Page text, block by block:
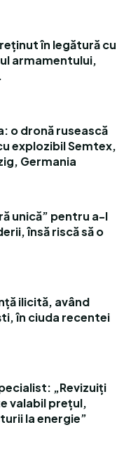
în legătură cu
armamentului,
o dronă rusească
explozibil Semtex,
Germania
unică” pentru a-l
însă riscă să o
ilicită, având
în ciuda recentei
„Revizuiți
valabil prețul,
la energie”